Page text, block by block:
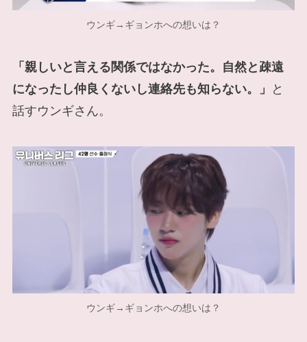
ウンギ→ギョンホへの想いは？
「親しいと言える関係ではなかった。自然と疎遠
になったし仲良くないし連絡先も知らない。」
と
話すウンギさん。
ウンギ→ギョンホへの想いは？